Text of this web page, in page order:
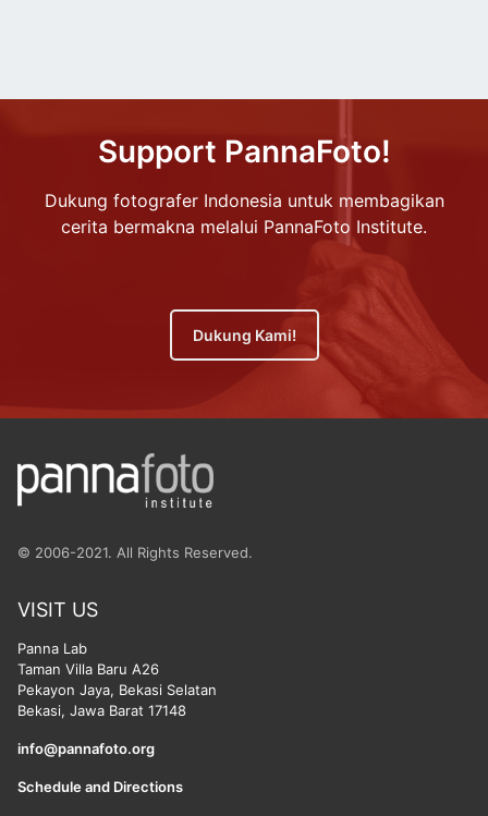
Support PannaFoto!
Dukung fotografer Indonesia untuk membagikan
cerita bermakna melalui PannaFoto Institute.
Dukung Kami!
© 2006-2021. All Rights Reserved.
VISIT US
Panna Lab
Taman Villa Baru A26
Pekayon Jaya, Bekasi Selatan
Bekasi, Jawa Barat 17148
info@pannafoto.org
Schedule and Directions